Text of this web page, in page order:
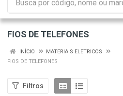
FIOS DE TELEFONES
INÍCIO
MATERIAIS ELETRICOS
FIOS DE TELEFONES
Filtros